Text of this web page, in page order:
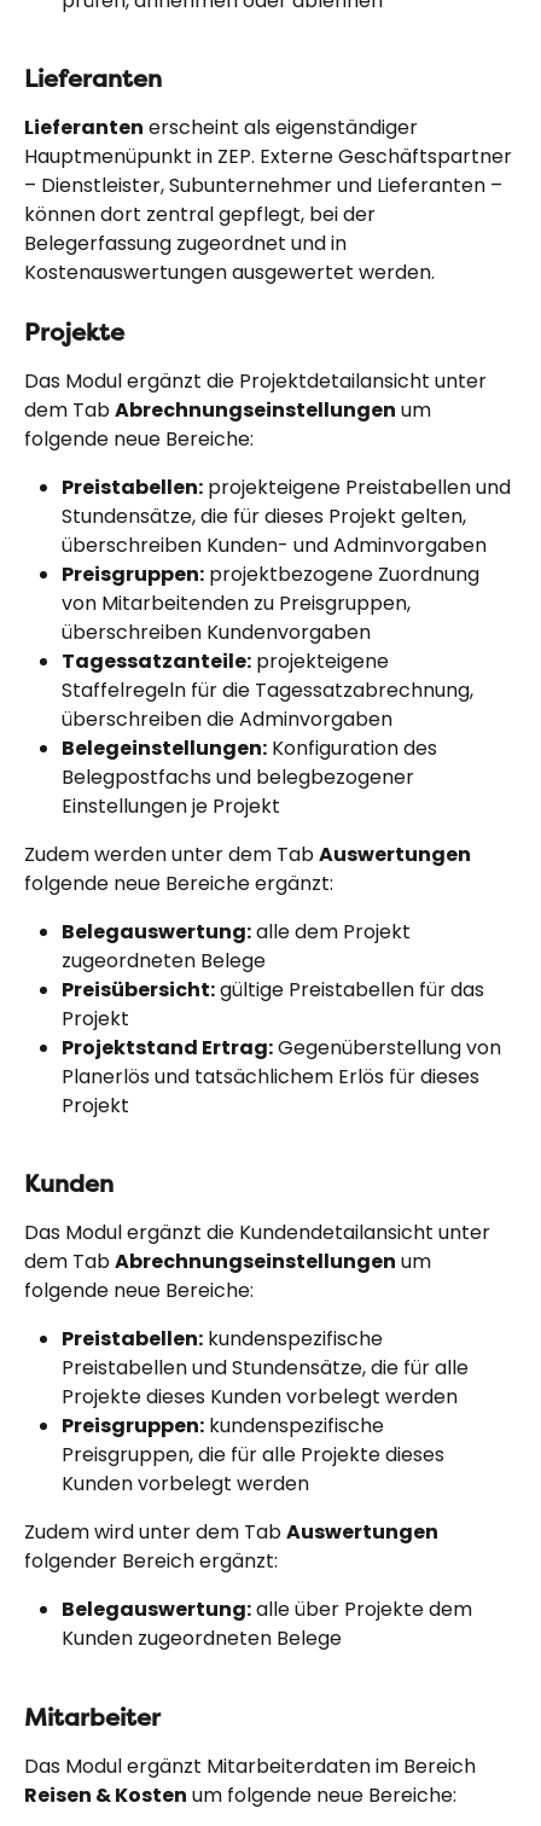
Lieferanten
Lieferanten erscheint als eigenständiger
Hauptmenüpunkt in ZEP. Externe Geschäftspartner
– Dienstleister, Subunternehmer und Lieferanten –
können dort zentral gepflegt, bei der
Belegerfassung zugeordnet und in
Kostenauswertungen ausgewertet werden.
Projekte
Das Modul ergänzt die Projektdetailansicht unter
dem Tab Abrechnungseinstellungen um
folgende neue Bereiche:
Preistabellen: projekteigene Preistabellen und
Stundensätze, die für dieses Projekt gelten,
überschreiben Kunden- und Adminvorgaben
Preisgruppen: projektbezogene Zuordnung
von Mitarbeitenden zu Preisgruppen,
überschreiben Kundenvorgaben
Tagessatzanteile: projekteigene
Staffelregeln für die Tagessatzabrechnung,
überschreiben die Adminvorgaben
Belegeinstellungen: Konfiguration des
Belegpostfachs und belegbezogener
Einstellungen je Projekt
Zudem werden unter dem Tab Auswertungen
folgende neue Bereiche ergänzt:
Belegauswertung: alle dem Projekt
zugeordneten Belege
Preisübersicht: gültige Preistabellen für das
Projekt
Projektstand Ertrag: Gegenüberstellung von
Planerlös und tatsächlichem Erlös für dieses
Projekt
Kunden
Das Modul ergänzt die Kundendetailansicht unter
dem Tab Abrechnungseinstellungen um
folgende neue Bereiche:
Preistabellen: kundenspezifische
Preistabellen und Stundensätze, die für alle
Projekte dieses Kunden vorbelegt werden
Preisgruppen: kundenspezifische
Preisgruppen, die für alle Projekte dieses
Kunden vorbelegt werden
Zudem wird unter dem Tab Auswertungen
folgender Bereich ergänzt:
Belegauswertung: alle über Projekte dem
Kunden zugeordneten Belege
Mitarbeiter
Das Modul ergänzt Mitarbeiterdaten im Bereich
Reisen & Kosten um folgende neue Bereiche: